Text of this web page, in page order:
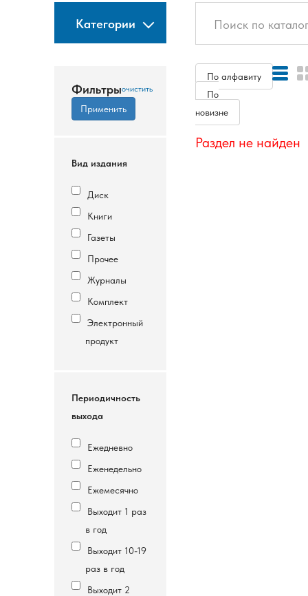
Категории
Фильтры
Вид издания
Диск
Книги
Газеты
Прочее
Журналы
Комплект
Электронный
продукт
Периодичность
выхода
Ежедневно
Еженедельно
Ежемесячно
Выходит 1 раз
в год
Выходит 10-19
раз в год
Выходит 2
По алфавиту
По
новизне
Раздел не найден